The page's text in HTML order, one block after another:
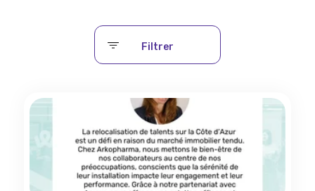
Filtrer